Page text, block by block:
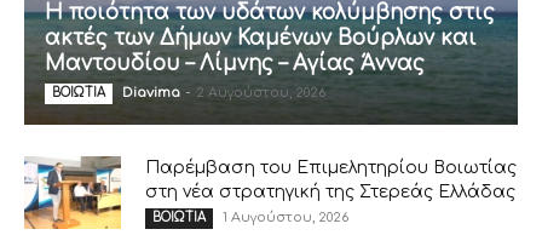
Η ποιότητα των υδάτων κολύμβησης στις
ακτές των Δήμων Καμένων Βούρλων και
Μαντουδίου – Λίμνης – Αγίας Άννας
ΒΟΙΩΤΙΑ Diavima - 2 Αυγούστου, 2026
Παρέμβαση του Επιμελητηρίου Βοιωτίας
στη νέα στρατηγική της Στερεάς Ελλάδας
ΒΟΙΩΤΙΑ 1 Αυγούστου, 2026